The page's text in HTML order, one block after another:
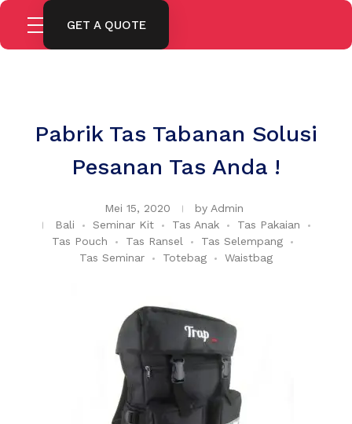
GET A QUOTE
Pabrik Tas Tabanan Solusi
Pesanan Tas Anda !
Mei 15, 2020 by Admin
Bali
Seminar Kit Tas Anak
Tas Pakaian
Tas Pouch
Tas Ransel
Tas Selempang
Tas Seminar
Totebag Waistbag